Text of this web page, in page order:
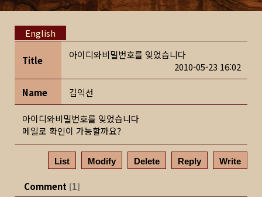
English
Title
아이디와비밀번호를 잊었습니다
2010-05-23 16:02
Name 김익선
아이디와비밀번호를 잊었습니다
메일로 확인이 가능할까요?
List Modify Delete Reply Write
Comment [1]